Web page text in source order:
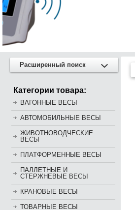
Расширенный поиск
Категории товара:
ВАГОННЫЕ ВЕСЫ
АВТОМОБИЛЬНЫЕ ВЕСЫ
ЖИВОТНОВОДЧЕСКИЕ
ВЕСЫ
ПЛАТФОРМЕННЫЕ ВЕСЫ
ПАЛЛЕТНЫЕ И
СТЕРЖНЕВЫЕ ВЕСЫ
КРАНОВЫЕ ВЕСЫ
ТОВАРНЫЕ ВЕСЫ